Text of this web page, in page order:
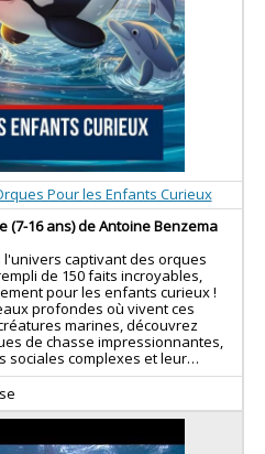
Pour les Enfants Curieux
(7-16 ans) de Antoine Benzema
l'univers captivant des orques
de 150 faits incroyables,
pour les enfants curieux !
profondes où vivent ces
marines, découvrez
de chasse impressionnantes,
sociales complexes et leur…